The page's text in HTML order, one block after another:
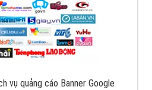
vụ quảng cáo Banner Google